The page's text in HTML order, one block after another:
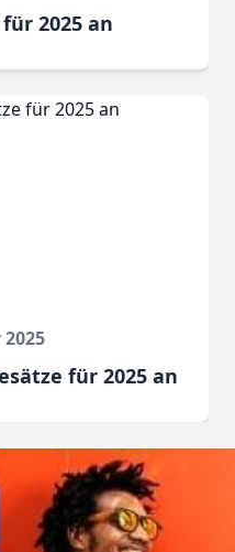
2025 an
für 2025 an